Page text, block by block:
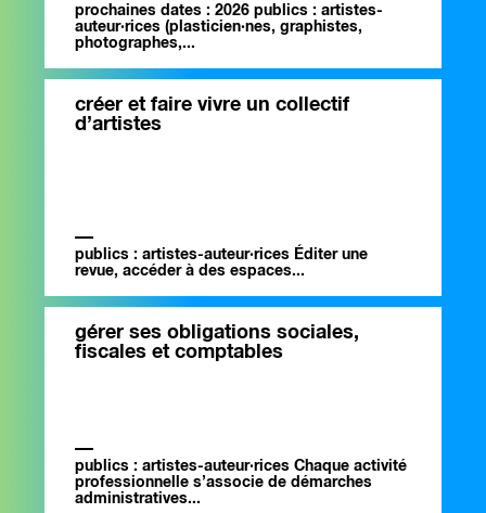
prochaines dates : 2026 publics : artistes-
auteur·rices (plasticien·nes, graphistes,
photographes,...
créer et faire vivre un collectif
d’artistes
publics : artistes-auteur·rices Éditer une
revue, accéder à des espaces...
gérer ses obligations sociales,
fiscales et comptables
publics : artistes-auteur·rices Chaque activité
professionnelle s’associe de démarches
administratives...